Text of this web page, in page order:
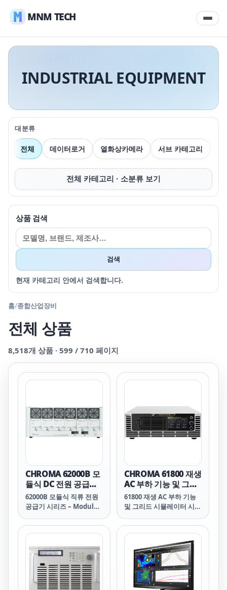
MNM TECH
INDUSTRIAL EQUIPMENT
대분류
전체 데이터로거 열화상카메라 서브 카테고리
전체 카테고리 · 소분류 보기
상품 검색
검색
현재 카테고리 안에서 검색합니다.
홈/종합산업장비
전체 상품
8,518개 상품 · 599 / 710 페이지
CHROMA 62000B 모
듈식 DC 전원 공급기
시리즈
62000B 모듈식 직류 전원
공급기 시리즈 – Modular
CHROMA 61800 재생
AC 부하 기능 및 그리
드 시뮬레이터 시리즈
61800 재생 AC 부하 기능
및 그리드 시뮬레이터 시리
Load Function & Grid
Simulator Series